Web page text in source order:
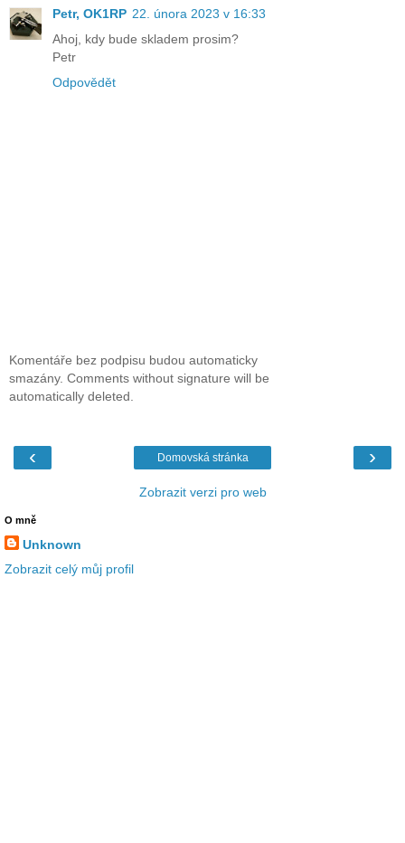
Petr, OK1RP 22. února 2023 v 16:33
Ahoj, kdy bude skladem prosim?
Petr
Odpovědět
Komentáře bez podpisu budou automaticky
smazány. Comments without signature will be
automatically deleted.
‹ ›
Domovská stránka
Zobrazit verzi pro web
O mně
Unknown
Zobrazit celý můj profil